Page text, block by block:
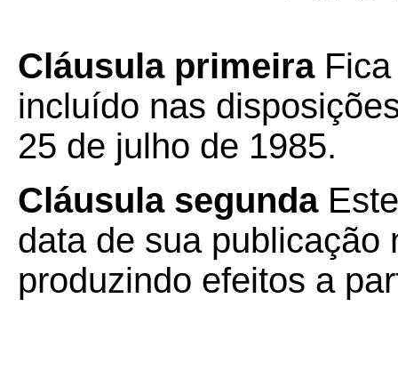
Cláusula primeira
incluído nas
25 de julho de 1985.
Cláusula segunda
data de sua publicação
produzindo efeitos a